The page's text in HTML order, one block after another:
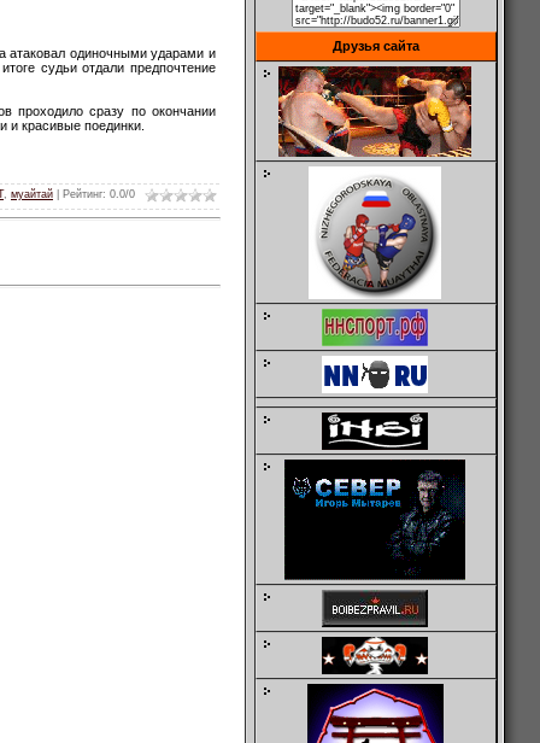
атаковал одиночными ударами и
судьи отдали предпочтение
проходило сразу по окончании
и красивые поединки.
, муайтай Рейтинг: 0.0/0
Друзья сайта